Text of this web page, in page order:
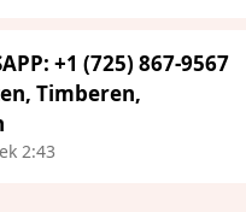
+1 (725) 867-9567
Timberen,
2:43